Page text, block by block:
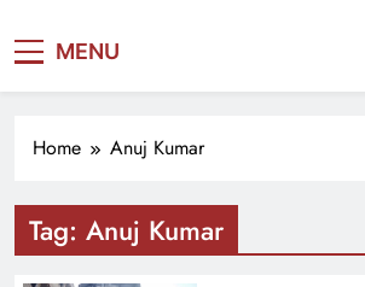
NEWS
MENU
Home Anuj Kumar
Tag: Anuj Kumar